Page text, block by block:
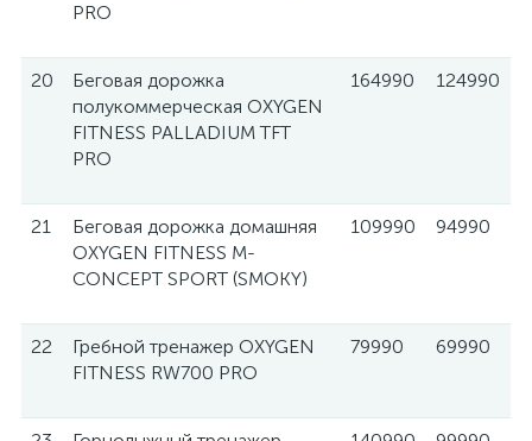
PRO
20
Беговая дорожка
полукоммерческая OXYGEN
FITNESS PALLADIUM TFT
PRO
164990 124990
21
Беговая дорожка домашняя
OXYGEN FITNESS M-
CONCEPT SPORT (SMOKY)
109990 94990
22
Гребной тренажер OXYGEN
FITNESS RW700 PRO
79990 69990